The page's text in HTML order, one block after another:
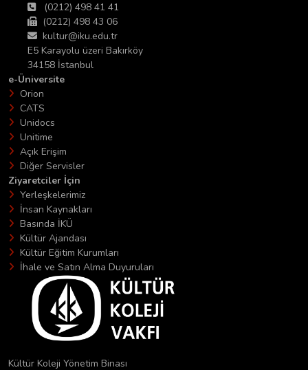
(0212) 498 41 41
(0212) 498 43 06
kultur@iku.edu.tr
E5 Karayolu üzeri Bakırköy
34158 İstanbul
e-Üniversite
Orion
CATS
Unidocs
Unitime
Açık Erişim
Diğer Servisler
Ziyaretciler İçin
Yerleşkelerimiz
İnsan Kaynakları
Basında İKÜ
Kültür Ajandası
Kültür Eğitim Kurumları
İhale ve Satın Alma Duyuruları
Kültür Koleji Yönetim Binası